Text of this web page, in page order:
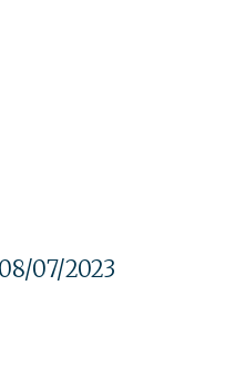
07/2023